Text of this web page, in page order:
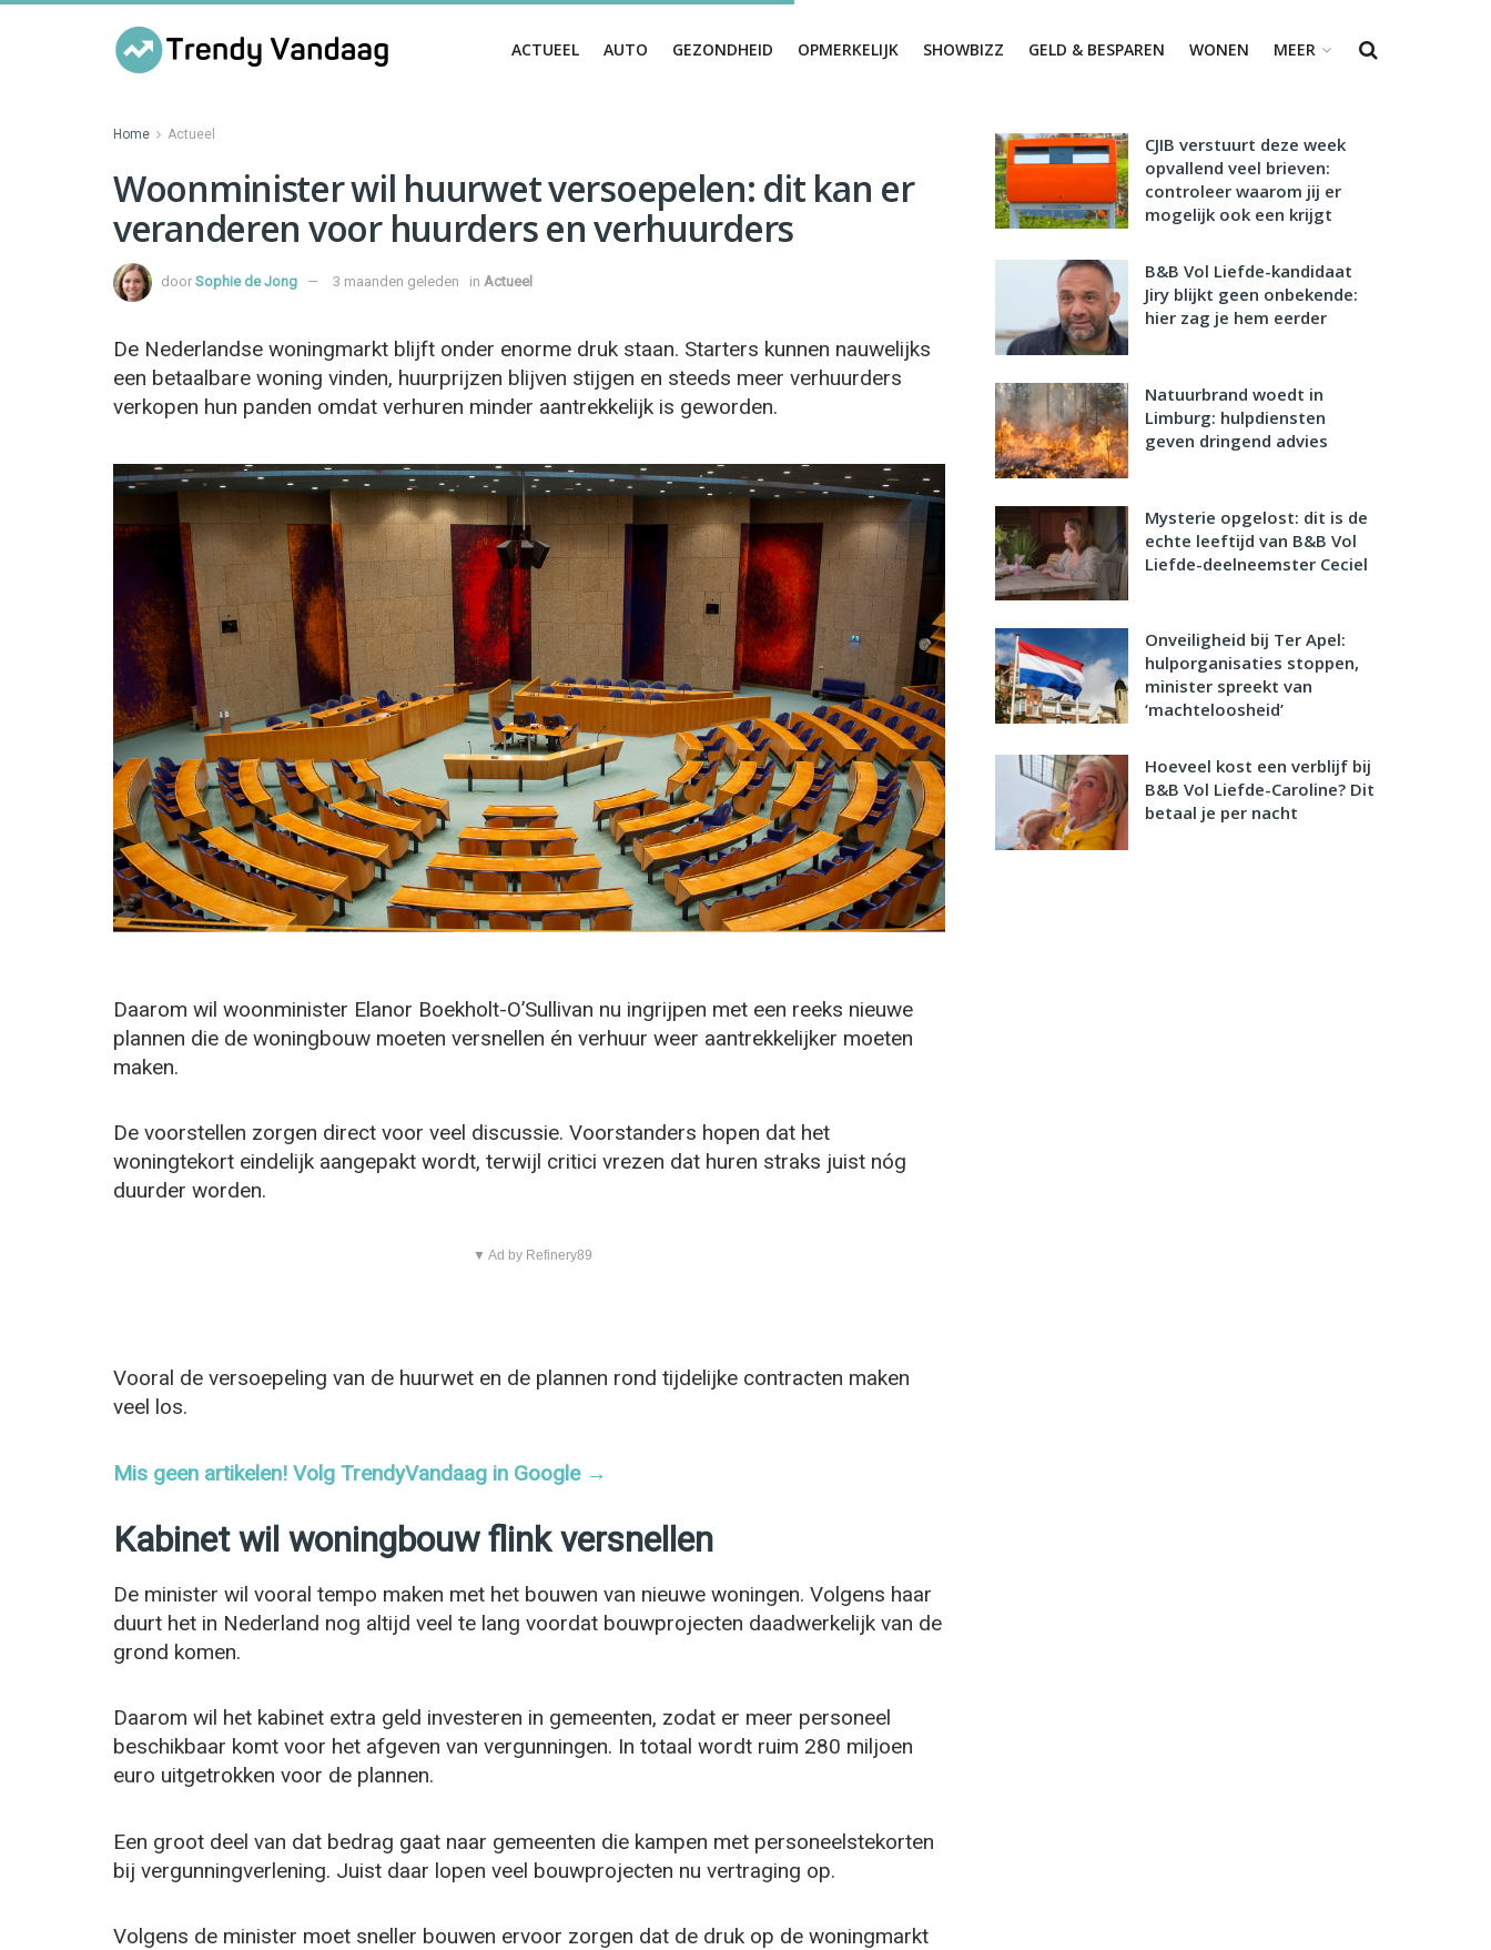
ACTUEEL AUTO GEZONDHEID OPMERKELIJK SHOWBIZZ GELD & BESPAREN WONEN MEER
Home Actueel
Woonminister wil huurwet versoepelen: dit kan er
veranderen voor huurders en verhuurders
door Sophie de Jong 3 maanden geleden in Actueel
De Nederlandse woningmarkt blijft onder enorme druk staan. Starters kunnen nauwelijks
een betaalbare woning vinden, huurprijzen blijven stijgen en steeds meer verhuurders
verkopen hun panden omdat verhuren minder aantrekkelijk is geworden.
Daarom wil woonminister Elanor Boekholt-O’Sullivan nu ingrijpen met een reeks nieuwe
plannen die de woningbouw moeten versnellen én verhuur weer aantrekkelijker moeten
maken.
De voorstellen zorgen direct voor veel discussie. Voorstanders hopen dat het
woningtekort eindelijk aangepakt wordt, terwijl critici vrezen dat huren straks juist nóg
duurder worden.
▼ Ad by Refinery89
Vooral de versoepeling van de huurwet en de plannen rond tijdelijke contracten maken
veel los.
Mis geen artikelen! Volg TrendyVandaag in Google →
Kabinet wil woningbouw flink versnellen
De minister wil vooral tempo maken met het bouwen van nieuwe woningen. Volgens haar
duurt het in Nederland nog altijd veel te lang voordat bouwprojecten daadwerkelijk van de
grond komen.
Daarom wil het kabinet extra geld investeren in gemeenten, zodat er meer personeel
beschikbaar komt voor het afgeven van vergunningen. In totaal wordt ruim 280 miljoen
euro uitgetrokken voor de plannen.
Een groot deel van dat bedrag gaat naar gemeenten die kampen met personeelstekorten
bij vergunningverlening. Juist daar lopen veel bouwprojecten nu vertraging op.
Volgens de minister moet sneller bouwen ervoor zorgen dat de druk op de woningmarkt
CJIB verstuurt deze week
opvallend veel brieven:
controleer waarom jij er
mogelijk ook een krijgt
B&B Vol Liefde-kandidaat
Jiry blijkt geen onbekende:
hier zag je hem eerder
Natuurbrand woedt in
Limburg: hulpdiensten
geven dringend advies
Mysterie opgelost: dit is de
echte leeftijd van B&B Vol
Liefde-deelneemster Ceciel
Onveiligheid bij Ter Apel:
hulporganisaties stoppen,
minister spreekt van
‘machteloosheid’
Hoeveel kost een verblijf bij
B&B Vol Liefde-Caroline? Dit
betaal je per nacht